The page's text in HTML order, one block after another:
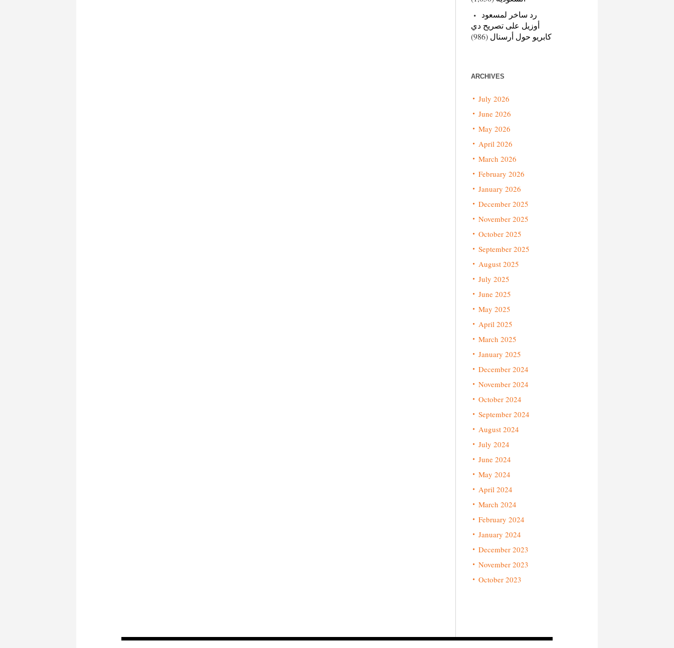
رد ساخر لمسعود
أوزيل على تصريح دي
كابريو حول أرسنال (986)
ARCHIVES
July 2026
June 2026
May 2026
April 2026
March 2026
February 2026
January 2026
December 2025
November 2025
October 2025
September 2025
August 2025
July 2025
June 2025
May 2025
April 2025
March 2025
January 2025
December 2024
November 2024
October 2024
September 2024
August 2024
July 2024
June 2024
May 2024
April 2024
March 2024
February 2024
January 2024
December 2023
November 2023
October 2023